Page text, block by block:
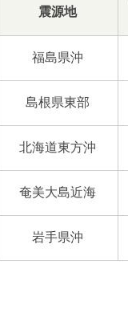
震源地
福島県沖
島根県東部
北海道東方沖
奄美大島近海
岩手県沖